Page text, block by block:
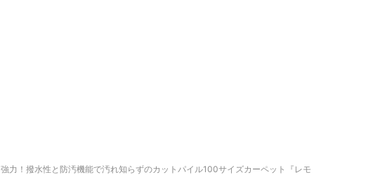
強力！撥水性と防汚機能で汚れ知らずのカットパイル100サイズカーペット『レモ